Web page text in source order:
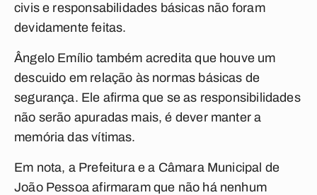
civis e responsabilidades básicas não foram
devidamente feitas.
Ângelo Emílio também acredita que houve um
descuido em relação às normas básicas de
segurança. Ele afirma que se as responsibilidades
não serão apuradas mais, é dever manter a
memória das vítimas.
Em nota, a Prefeitura e a Câmara Municipal de
João Pessoa afirmaram que não há nenhum